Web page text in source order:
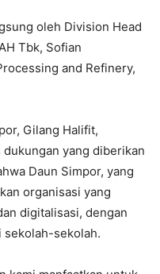
oleh Division Head
Tbk, Sofian
and Refinery,
Gilang Halifit,
yang diberikan
Daun Simpor, yang
organisasi yang
digitalisasi, dengan
sekolah-sekolah.